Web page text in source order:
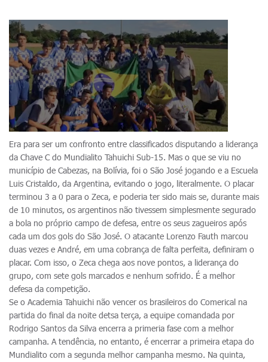
Era para ser um confronto entre classificados disputando a liderança
da Chave C do Mundialito Tahuichi Sub-15. Mas o que se viu no
município de Cabezas, na Bolívia, foi o São José jogando e a Escuela
Luis Cristaldo, da Argentina, evitando o jogo, literalmente. O placar
terminou 3 a 0 para o Zeca, e poderia ter sido mais se, durante mais
de 10 minutos, os argentinos não tivessem simplesmente segurado
a bola no próprio campo de defesa, entre os seus zagueiros após
cada um dos gols do São José. O atacante Lorenzo Fauth marcou
duas vezes e André, em uma cobrança de falta perfeita, definiram o
placar. Com isso, o Zeca chega aos nove pontos, a liderança do
grupo, com sete gols marcados e nenhum sofrido. É a melhor
defesa da competição.
Se o Academia Tahuichi não vencer os brasileiros do Comerical na
partida do final da noite detsa terça, a equipe comandada por
Rodrigo Santos da Silva encerra a primeria fase com a melhor
campanha. A tendência, no entanto, é encerrar a primeira etapa do
Mundialito com a segunda melhor campanha mesmo. Na quinta,